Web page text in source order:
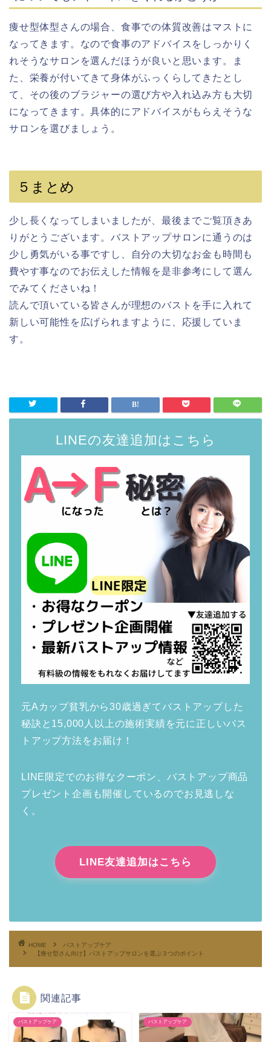
痩せ型体型さんの場合、食事での体質改善はマストに
なってきます。なので食事のアドバイスをしっかりく
れそうなサロンを選んだほうが良いと思います。ま
た、栄養が付いてきて身体がふっくらしてきたとし
て、その後のブラジャーの選び方や入れ込み方も大切
になってきます。具体的にアドバイスがもらえそうな
サロンを選びましょう。
５まとめ
少し長くなってしまいましたが、最後までご覧頂きあ
りがとうございます。バストアップサロンに通うのは
少し勇気がいる事ですし、自分の大切なお金も時間も
費やす事なのでお伝えした情報を是非参考にして選ん
でみてくださいね！
読んで頂いている皆さんが理想のバストを手に入れて
新しい可能性を広げられますように、応援していま
す。
LINEの友達追加はこちら
元Aカップ貧乳から30歳過ぎてバストアップした
秘訣と15,000人以上の施術実績を元に正しいバス
トアップ方法をお届け！
LINE限定でのお得なクーポン、バストアップ商品
プレゼント企画も開催しているのでお見逃しな
く。
LINE友達追加はこちら
HOME
バストアップケア
【痩せ型さん向け】バストアップサロンを選ぶ３つのポイント
関連記事
バストアップケア バストアップケア